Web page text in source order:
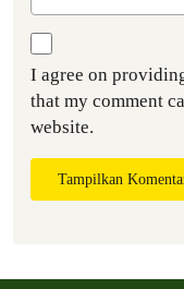
I agree on
that my comment
website.
Tampilkan